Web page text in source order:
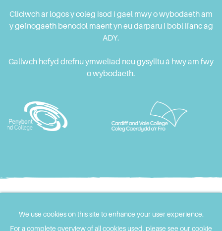
Cliciwch ar logos y coleg isod i gael mwy o wybodaeth am
y gefnogaeth benodol maent yn eu darparu i bobl ifanc ag
ADY.
Gallwch hefyd drefnu ymweliad neu gysylltu â hwy am fwy
o wybodaeth.
Polisi Preifatrwydd
We use cookies on this site to enhance your user experience.
For a complete overview of all cookies used, please see our cookie